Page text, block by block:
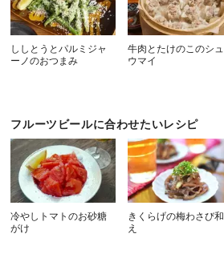
ししとうとパルミジャ
ーノのおつまみ
牛肉とたけのこのシュ
ウマイ
フルーツビールに合わせたいレシピ
冷やしトマトのお砂糖
がけ
きくらげの梅わさび和
え